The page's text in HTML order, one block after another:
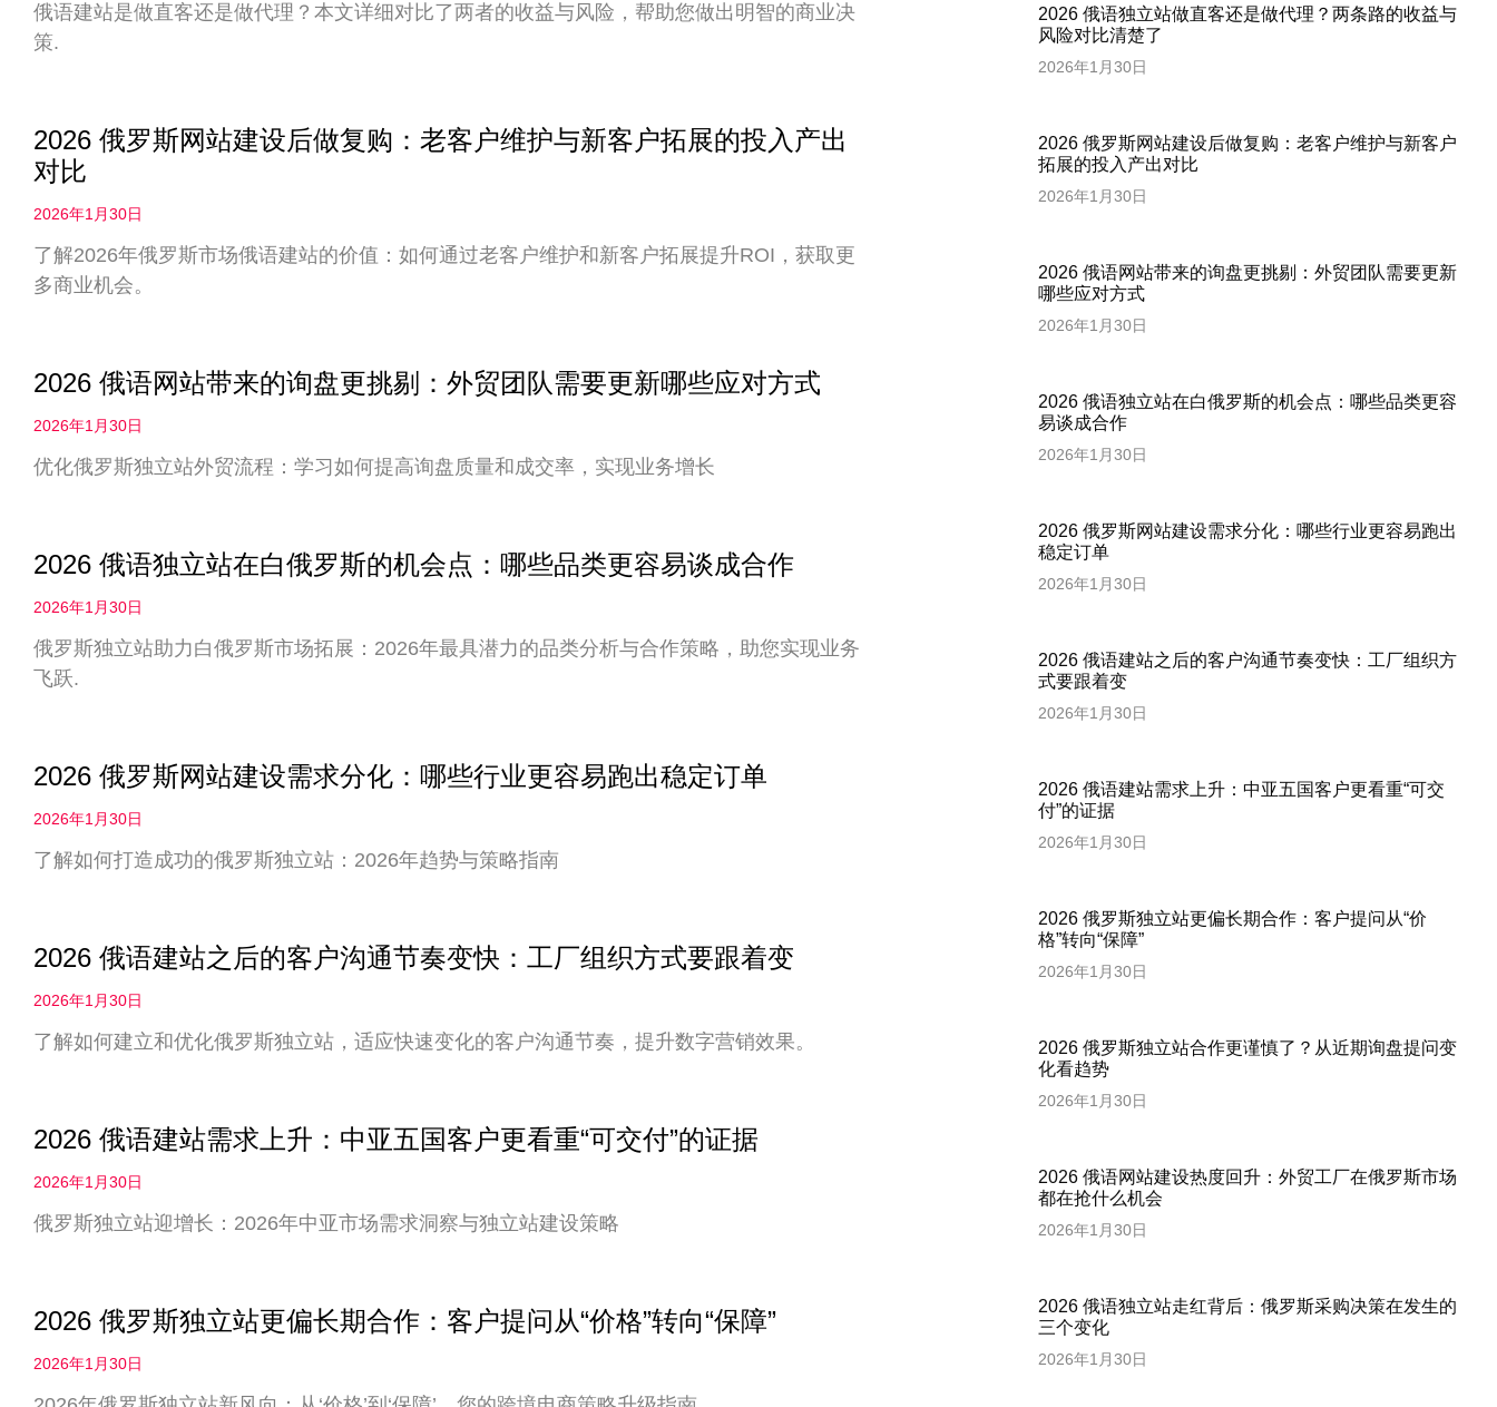
俄语建站是做直客还是做代理？本文详细对比了两者的收益与风险，帮助您做出明智的商业决
策.
2026 俄罗斯网站建设后做复购：老客户维护与新客户拓展的投入产出
对比
2026年1月30日
了解2026年俄罗斯市场俄语建站的价值：如何通过老客户维护和新客户拓展提升ROI，获取更
多商业机会。
2026 俄语网站带来的询盘更挑剔：外贸团队需要更新哪些应对方式
2026年1月30日
优化俄罗斯独立站外贸流程：学习如何提高询盘质量和成交率，实现业务增长
2026 俄语独立站在白俄罗斯的机会点：哪些品类更容易谈成合作
2026年1月30日
俄罗斯独立站助力白俄罗斯市场拓展：2026年最具潜力的品类分析与合作策略，助您实现业务
飞跃.
2026 俄罗斯网站建设需求分化：哪些行业更容易跑出稳定订单
2026年1月30日
了解如何打造成功的俄罗斯独立站：2026年趋势与策略指南
2026 俄语建站之后的客户沟通节奏变快：工厂组织方式要跟着变
2026年1月30日
了解如何建立和优化俄罗斯独立站，适应快速变化的客户沟通节奏，提升数字营销效果。
2026 俄语建站需求上升：中亚五国客户更看重“可交付”的证据
2026年1月30日
俄罗斯独立站迎增长：2026年中亚市场需求洞察与独立站建设策略
2026 俄罗斯独立站更偏长期合作：客户提问从“价格”转向“保障”
2026年1月30日
2026 俄语独立站做直客还是做代理？两条路的收益与
风险对比清楚了
2026年1月30日
2026 俄罗斯网站建设后做复购：老客户维护与新客户
拓展的投入产出对比
2026年1月30日
2026 俄语网站带来的询盘更挑剔：外贸团队需要更新
哪些应对方式
2026年1月30日
2026 俄语独立站在白俄罗斯的机会点：哪些品类更容
易谈成合作
2026年1月30日
2026 俄罗斯网站建设需求分化：哪些行业更容易跑出
稳定订单
2026年1月30日
2026 俄语建站之后的客户沟通节奏变快：工厂组织方
式要跟着变
2026年1月30日
2026 俄语建站需求上升：中亚五国客户更看重“可交
付”的证据
2026年1月30日
2026 俄罗斯独立站更偏长期合作：客户提问从“价
格”转向“保障”
2026年1月30日
2026 俄罗斯独立站合作更谨慎了？从近期询盘提问变
化看趋势
2026年1月30日
2026 俄语网站建设热度回升：外贸工厂在俄罗斯市场
都在抢什么机会
2026年1月30日
2026 俄语独立站走红背后：俄罗斯采购决策在发生的
三个变化
2026年1月30日